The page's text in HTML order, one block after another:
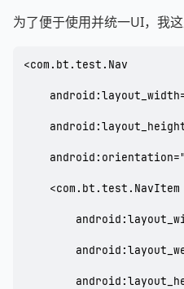
为了便于使用并统一UI，我
<com.bt.test.Nav
    <com.bt.test.NavItem